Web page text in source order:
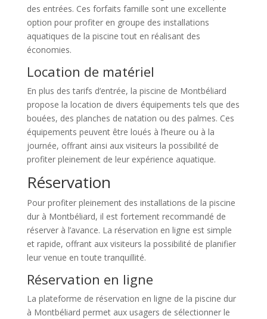
des entrées. Ces forfaits famille sont une excellente
option pour profiter en groupe des installations
aquatiques de la piscine tout en réalisant des
économies.
Location de matériel
En plus des tarifs d’entrée, la piscine de Montbéliard
propose la location de divers équipements tels que des
bouées, des planches de natation ou des palmes. Ces
équipements peuvent être loués à l’heure ou à la
journée, offrant ainsi aux visiteurs la possibilité de
profiter pleinement de leur expérience aquatique.
Réservation
Pour profiter pleinement des installations de la piscine
dur à Montbéliard, il est fortement recommandé de
réserver à l’avance. La réservation en ligne est simple
et rapide, offrant aux visiteurs la possibilité de planifier
leur venue en toute tranquillité.
Réservation en ligne
La plateforme de réservation en ligne de la piscine dur
à Montbéliard permet aux usagers de sélectionner le